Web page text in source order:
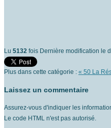
Lu 5132 fois Dernière modification le
Plus dans cette catégorie : « 50 La
Laissez un commentaire
Assurez-vous d'indiquer les
Le code HTML n'est pas autorisé.